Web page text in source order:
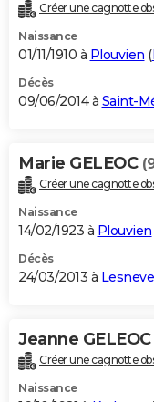
Créer une cagnotte
Naissance
01/11/1910 à Plouvien (
Décès
09/06/2014 à Saint-
Marie GELEOC
Créer une cagnotte
Naissance
14/02/1923 à Plouvien
Décès
24/03/2013 à
Jeanne GELEOC
Créer une cagnotte
Naissance